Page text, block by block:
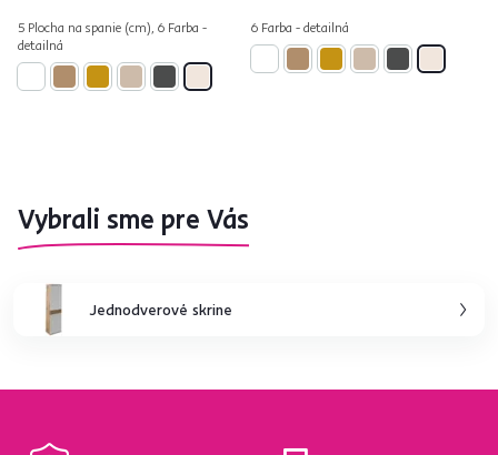
5 Plocha na spanie (cm), 6 Farba -
detailná
6 Farba - detailná
Vybrali sme pre Vás
Jednodverové skrine